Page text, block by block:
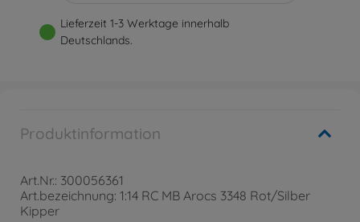
Lieferzeit 1-3 Werktage innerhalb
Deutschlands.
Produktinformation
Art.Nr.: 300056361
Art.bezeichnung: 1:14 RC MB Arocs 3348 Rot/Silber
Kipper